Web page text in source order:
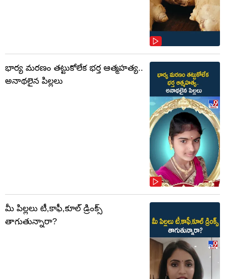
భార్య మరణం తట్టుకోలేక భర్త ఆత్మహత్య..
అనాథలైన పిల్లలు
మీ పిల్లలు టీ,కాఫీ,కూల్ డ్రింక్స్
తాగుతున్నారా?